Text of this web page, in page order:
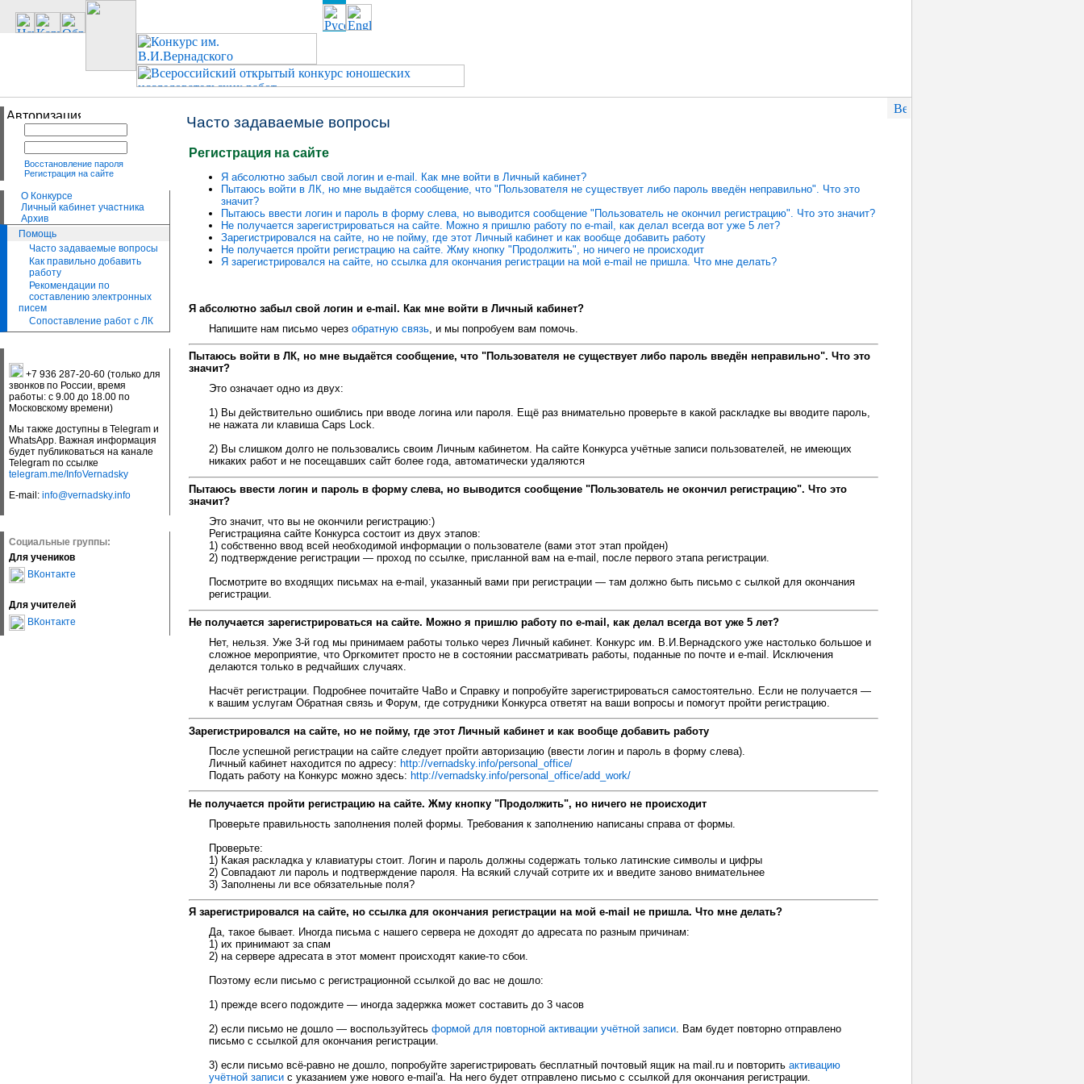
Восстановление пароля
Регистрация на сайте
О Конкурсе
Личный кабинет участника
Архив
Помощь
Часто задаваемые вопросы
Как правильно добавить
работу
Рекомендации по
составлению электронных
писем
Сопоставление работ с ЛК
+7 936 287-20-60 (только для
звонков по России, время
работы: с 9.00 до 18.00 по
Московскому времени)
Мы также доступны в Telegram и
WhatsApp. Важная информация
будет публиковаться на канале
Telegram по ссылке
telegram.me/InfoVernadsky
E-mail: info@vernadsky.info
Социальные группы:
Для учеников
ВКонтакте
Для учителей
ВКонтакте
Часто задаваемые вопросы
Регистрация на сайте
Я абсолютно забыл свой логин и e-mail. Как мне войти в Личный кабинет?
Пытаюсь войти в ЛК, но мне выдаётся сообщение, что "Пользователя не существует либо пароль введён неправильно". Что это
значит?
Пытаюсь ввести логин и пароль в форму слева, но выводится сообщение "Пользователь не окончил регистрацию". Что это значит?
Не получается зарегистрироваться на сайте. Можно я пришлю работу по e-mail, как делал всегда вот уже 5 лет?
Зарегистрировался на сайте, но не пойму, где этот Личный кабинет и как вообще добавить работу
Не получается пройти регистрацию на сайте. Жму кнопку "Продолжить", но ничего не происходит
Я зарегистрировался на сайте, но ссылка для окончания регистрации на мой e-mail не пришла. Что мне делать?
Я абсолютно забыл свой логин и e-mail. Как мне войти в Личный кабинет?
Напишите нам письмо через обратную связь , и мы попробуем вам помочь.
Пытаюсь войти в ЛК, но мне выдаётся сообщение, что "Пользователя не существует либо пароль введён неправильно". Что это
значит?
Это означает одно из двух:
1) Вы действительно ошиблись при вводе логина или пароля. Ещё раз внимательно проверьте в какой раскладке вы вводите пароль,
не нажата ли клавиша Caps Lock.
2) Вы слишком долго не пользовались своим Личным кабинетом. На сайте Конкурса учётные записи пользователей, не имеющих
никаких работ и не посещавших сайт более года, автоматически удаляются
Пытаюсь ввести логин и пароль в форму слева, но выводится сообщение "Пользователь не окончил регистрацию". Что это
значит?
Это значит, что вы не окончили регистрацию:)
Регистрацияна сайте Конкурса состоит из двух этапов:
1) собственно ввод всей необходимой информации о пользователе (вами этот этап пройден)
2) подтверждение регистрации — проход по ссылке, присланной вам на e-mail, после первого этапа регистрации.
Посмотрите во входящих письмах на e-mail, указанный вами при регистрации — там должно быть письмо с сылкой для окончания
регистрации.
Не получается зарегистрироваться на сайте. Можно я пришлю работу по e-mail, как делал всегда вот уже 5 лет?
Нет, нельзя. Уже 3-й год мы принимаем работы только через Личный кабинет. Конкурс им. В.И.Вернадского уже настолько большое и
сложное мероприятие, что Оргкомитет просто не в состоянии рассматривать работы, поданные по почте и e-mail. Исключения
делаются только в редчайших случаях.
Насчёт регистрации. Подробнее почитайте ЧаВо и Справку и попробуйте зарегистрироваться самостоятельно. Если не получается —
к вашим услугам Обратная связь и Форум, где сотрудники Конкурса ответят на ваши вопросы и помогут пройти регистрацию.
Зарегистрировался на сайте, но не пойму, где этот Личный кабинет и как вообще добавить работу
После успешной регистрации на сайте следует пройти авторизацию (ввести логин и пароль в форму слева).
Личный кабинет находится по адресу: http://vernadsky.info/personal_office/
Подать работу на Конкурс можно здесь: http://vernadsky.info/personal_office/add_work/
Не получается пройти регистрацию на сайте. Жму кнопку "Продолжить", но ничего не происходит
Проверьте правильность заполнения полей формы. Требования к заполнению написаны справа от формы.
Проверьте:
1) Какая раскладка у клавиатуры стоит. Логин и пароль должны содержать только латинские символы и цифры
2) Совпадают ли пароль и подтверждение пароля. На всякий случай сотрите их и введите заново внимательнее
3) Заполнены ли все обязательные поля?
Я зарегистрировался на сайте, но ссылка для окончания регистрации на мой e-mail не пришла. Что мне делать?
Да, такое бывает. Иногда письма с нашего сервера не доходят до адресата по разным причинам:
1) их принимают за спам
2) на сервере адресата в этот момент происходят какие-то сбои.
Поэтому если письмо с регистрационной ссылкой до вас не дошло:
1) прежде всего подождите — иногда задержка может составить до 3 часов
2) если письмо не дошло — воспользуйтесь формой для повторной активации учётной записи. Вам будет повторно отправлено
письмо с ссылкой для окончания регистрации.
3) если письмо всё-равно не дошло, попробуйте зарегистрировать бесплатный почтовый ящик на mail.ru и повторить активацию
учётной записи с указанием уже нового e-mail'а. На него будет отправлено письмо с ссылкой для окончания регистрации.